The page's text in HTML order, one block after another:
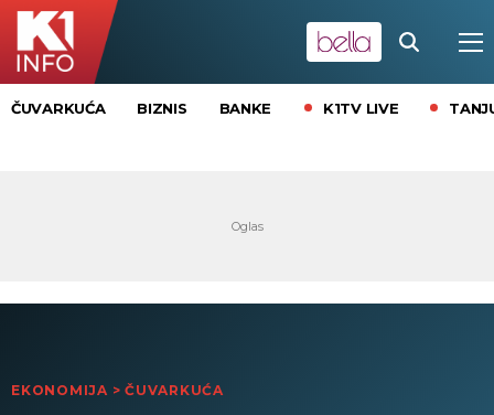
ČUVARKUĆA BIZNIS BANKE K1TV LIVE
EKONOMIJA > ČUVARKUĆA